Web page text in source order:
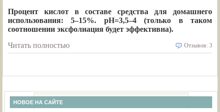
Процент кислот в составе средства для домашнего
использования: 5–15%. pH=3,5–4 (только в таком
соотношении эксфолиация будет эффективна).
Читать полностью
Отзывов: 3
НОВОЕ НА САЙТЕ